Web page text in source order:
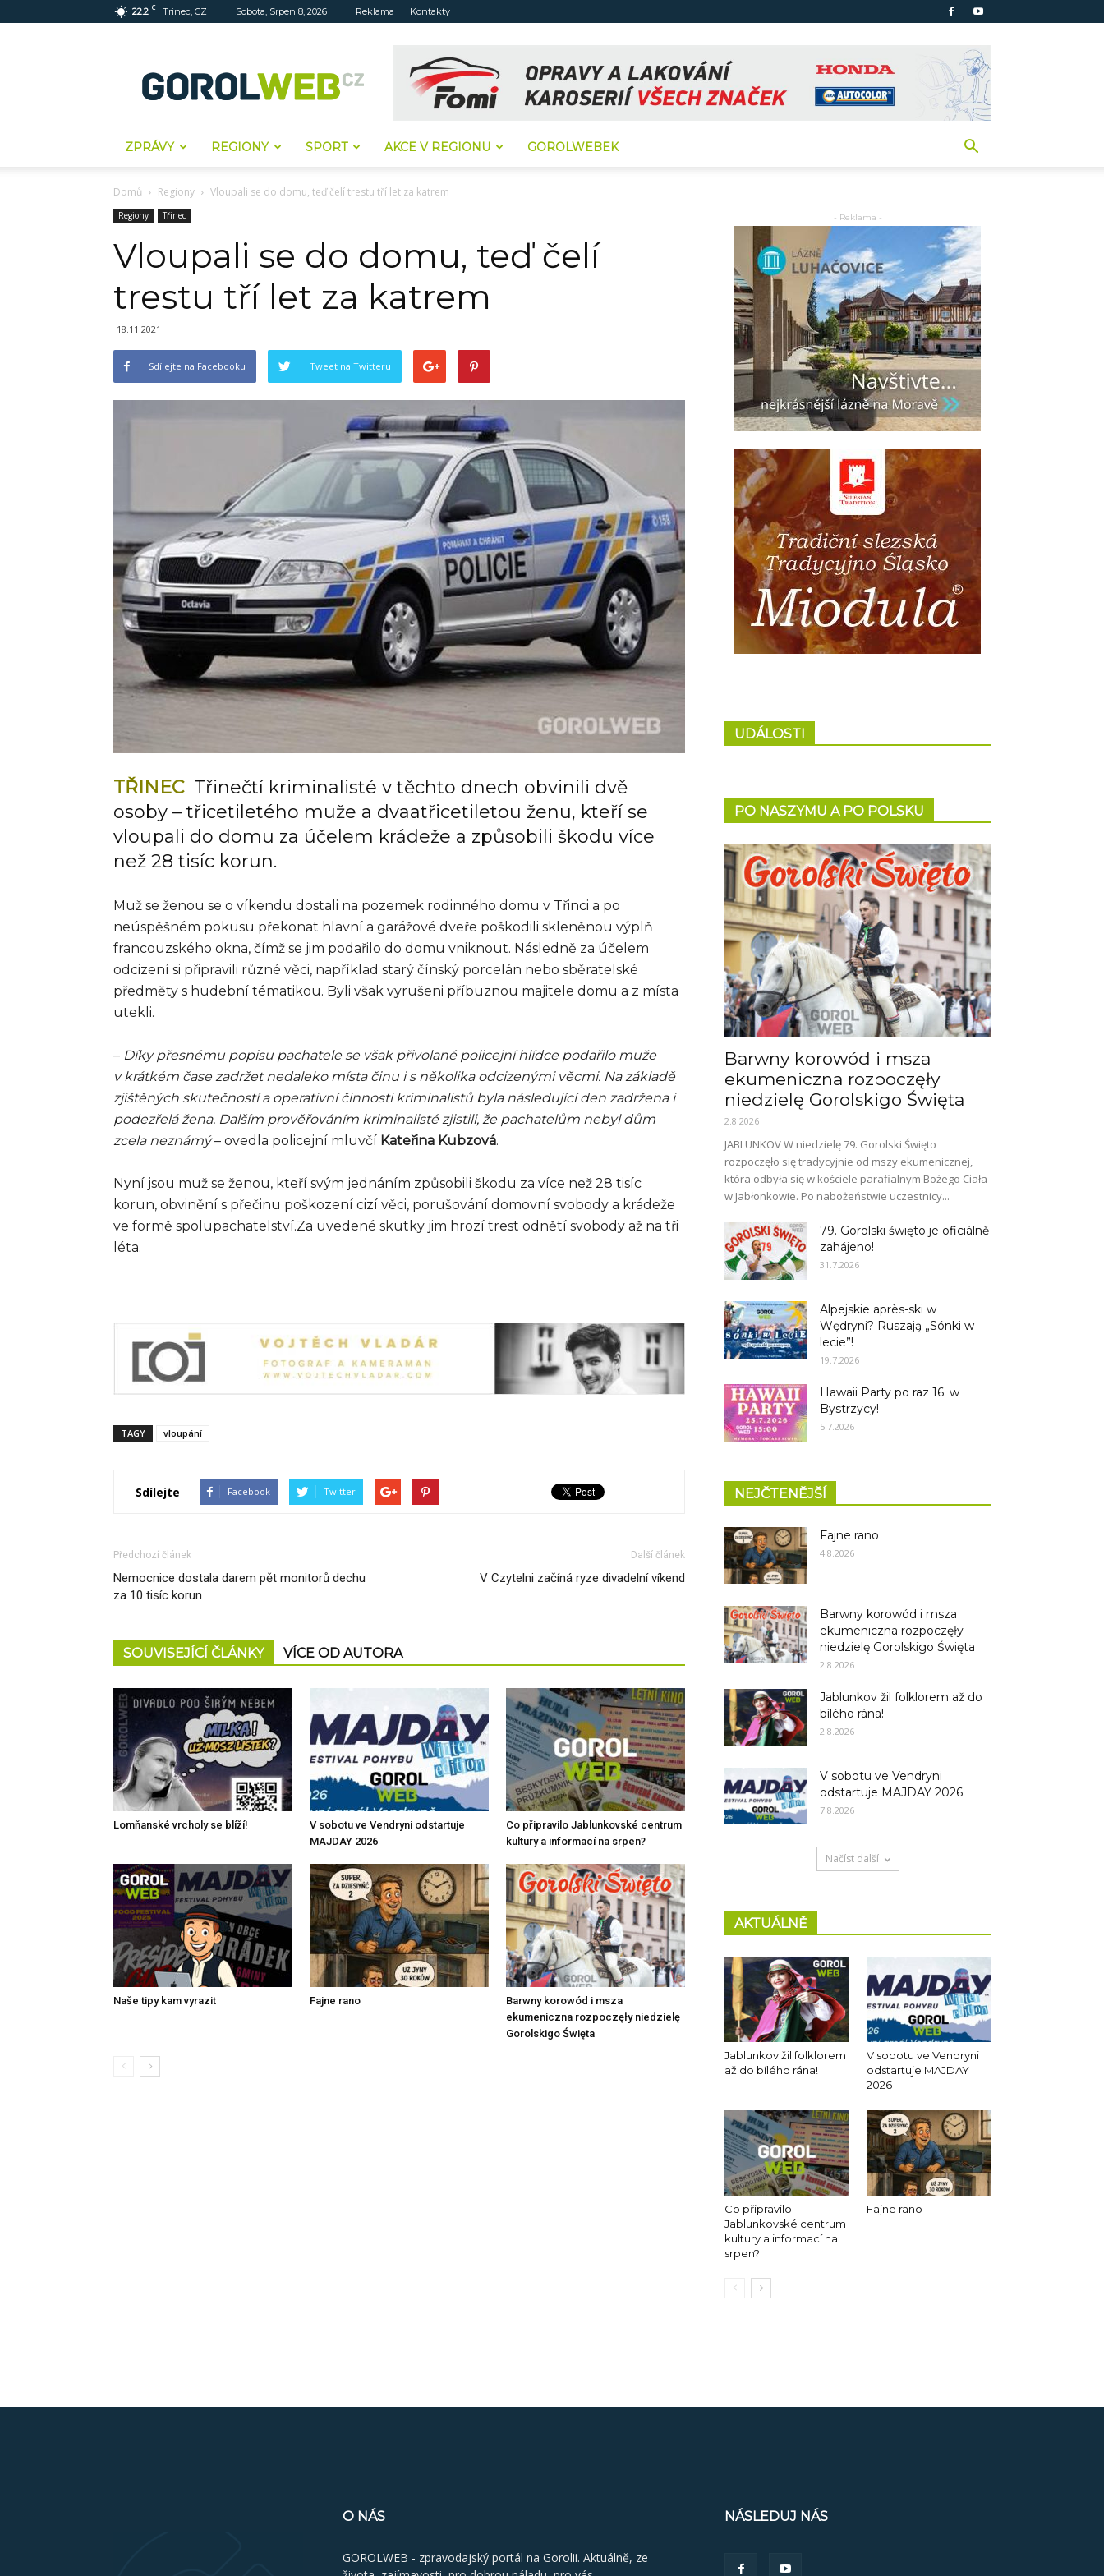
22.2 C Trinec, CZ Sobota, Srpen 8, 2026 Reklama Kontakty
ZPRÁVY REGIONY SPORT AKCE V REGIONU GOROLWEBEK
Domů Regiony Vloupali se do domu, teď čelí trestu tří let za katrem
Regiony Třinec
Vloupali se do domu, teď čelí
trestu tří let za katrem
18.11.2021
Sdílejte na Facebooku Tweet na Twitteru
TŘINECTřinečtí kriminalisté v těchto dnech obvinili dvě
osoby – třicetiletého muže a dvaatřicetiletou ženu, kteří se
vloupali do domu za účelem krádeže a způsobili škodu více
než 28 tisíc korun.
Muž se ženou se o víkendu dostali na pozemek rodinného domu v Třinci a po
neúspěšném pokusu překonat hlavní a garážové dveře poškodili skleněnou výplň
francouzského okna, čímž se jim podařilo do domu vniknout. Následně za účelem
odcizení si připravili různé věci, například starý čínský porcelán nebo sběratelské
předměty s hudební tématikou. Byli však vyrušeni příbuznou majitele domu a z místa
utekli.
– Díky přesnému popisu pachatele se však přivolané policejní hlídce podařilo muže
v krátkém čase zadržet nedaleko místa činu i s několika odcizenými věcmi. Na základě
zjištěných skutečností a operativní činnosti kriminalistů byla následující den zadržena i
podezřelá žena. Dalším prověřováním kriminalisté zjistili, že pachatelům nebyl dům
zcela neznámý– ovedla policejní mluvčí Kateřina Kubzová.
Nyní jsou muž se ženou, kteří svým jednáním způsobili škodu za více než 28 tisíc
korun, obvinění s přečinu poškození cizí věci, porušování domovní svobody a krádeže
ve formě spolupachatelství.Za uvedené skutky jim hrozí trest odnětí svobody až na tři
léta.
TAGY vloupání
Sdílejte Facebook Twitter
Předchozí článek
Nemocnice dostala darem pět monitorů dechu
za 10 tisíc korun
Další článek
V Czytelni začíná ryze divadelní víkend
SOUVISEJÍCÍ ČLÁNKY VÍCE OD AUTORA
Lomňanské vrcholy se blíží!
V sobotu ve Vendryni odstartuje
MAJDAY 2026
Co připravilo Jablunkovské centrum
kultury a informací na srpen?
Naše tipy kam vyrazit Fajne rano
Barwny korowód i msza
ekumeniczna rozpoczęły niedzielę
Gorolskigo Święta
- Reklama -
UDÁLOSTI
PO NASZYMU A PO POLSKU
Barwny korowód i msza
ekumeniczna rozpoczęły
niedzielę Gorolskigo Święta
2.8.2026
JABLUNKOV W niedzielę 79. Gorolski Święto
rozpoczęło się tradycyjnie od mszy ekumenicznej,
która odbyła się w kościele parafialnym Bożego Ciała
w Jabłonkowie. Po nabożeństwie uczestnicy...
79. Gorolski święto je oficiálně
zahájeno!
31.7.2026
Alpejskie après-ski w
Wędryni? Ruszają „Sónki w
lecie”!
19.7.2026
Hawaii Party po raz 16. w
Bystrzycy!
5.7.2026
NEJČTENĚJŠÍ
Fajne rano
4.8.2026
Barwny korowód i msza
ekumeniczna rozpoczęły
niedzielę Gorolskigo Święta
2.8.2026
Jablunkov žil folklorem až do
bílého rána!
2.8.2026
V sobotu ve Vendryni
odstartuje MAJDAY 2026
7.8.2026
Načíst další
AKTUÁLNĚ
Jablunkov žil folklorem
až do bílého rána!
V sobotu ve Vendryni
odstartuje MAJDAY
2026
Co připravilo
Jablunkovské centrum
kultury a informací na
srpen?
Fajne rano
O NÁS
GOROLWEB - zpravodajský portál na Gorolii. Aktuálně, ze
NÁSLEDUJ NÁS